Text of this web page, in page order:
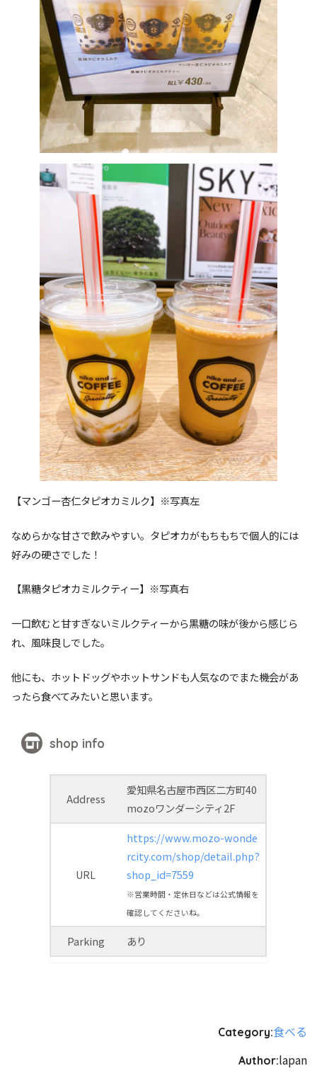
【マンゴー杏仁タピオカミルク】※写真左
なめらかな甘さで飲みやすい。タピオカがもちもちで個人的には
好みの硬さでした！
【黒糖タピオカミルクティー】※写真右
一口飲むと甘すぎないミルクティーから黒糖の味が後から感じら
れ、風味良しでした。
他にも、ホットドッグやホットサンドも人気なのでまた機会があ
ったら食べてみたいと思います。
shop info
Address
愛知県名古屋市西区二方町40
mozoワンダーシティ2F
URL
https://www.mozo-wonde
rcity.com/shop/detail.php?
shop_id=7559
※営業時間・定休日などは公式情報を
確認してくださいね。
Parking あり
Category:食べる
Author:lapan